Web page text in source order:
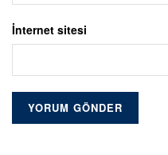
İnternet sitesi